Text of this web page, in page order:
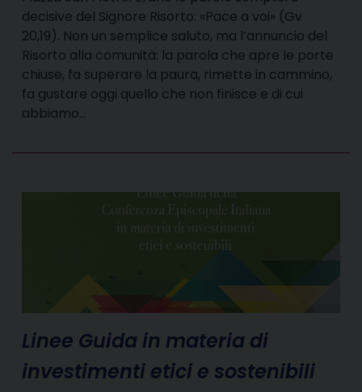
decisive del Signore Risorto: «Pace a voi» (Gv
20,19). Non un semplice saluto, ma l’annuncio del
Risorto alla comunità: la parola che apre le porte
chiuse, fa superare la paura, rimette in cammino,
fa gustare oggi quello che non finisce e di cui
abbiamo…
Linee Guida in materia di
investimenti etici e sostenibili